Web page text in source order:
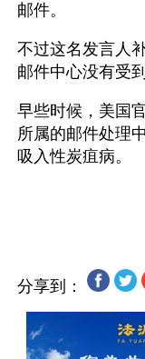
邮件。
不过这名发言人
邮件中心没有受
早些时候，美国
所属的邮件处理
吸入性炭疽病。
分享到：